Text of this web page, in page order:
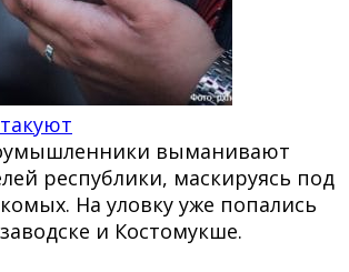
выманивают
республики, маскируясь под
На уловку уже попались
и Костомукше.